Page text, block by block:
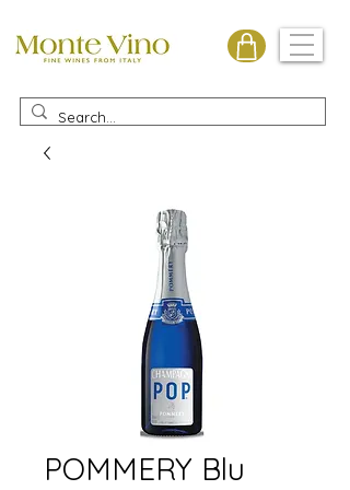
Monte Vino
POMMERY Blu